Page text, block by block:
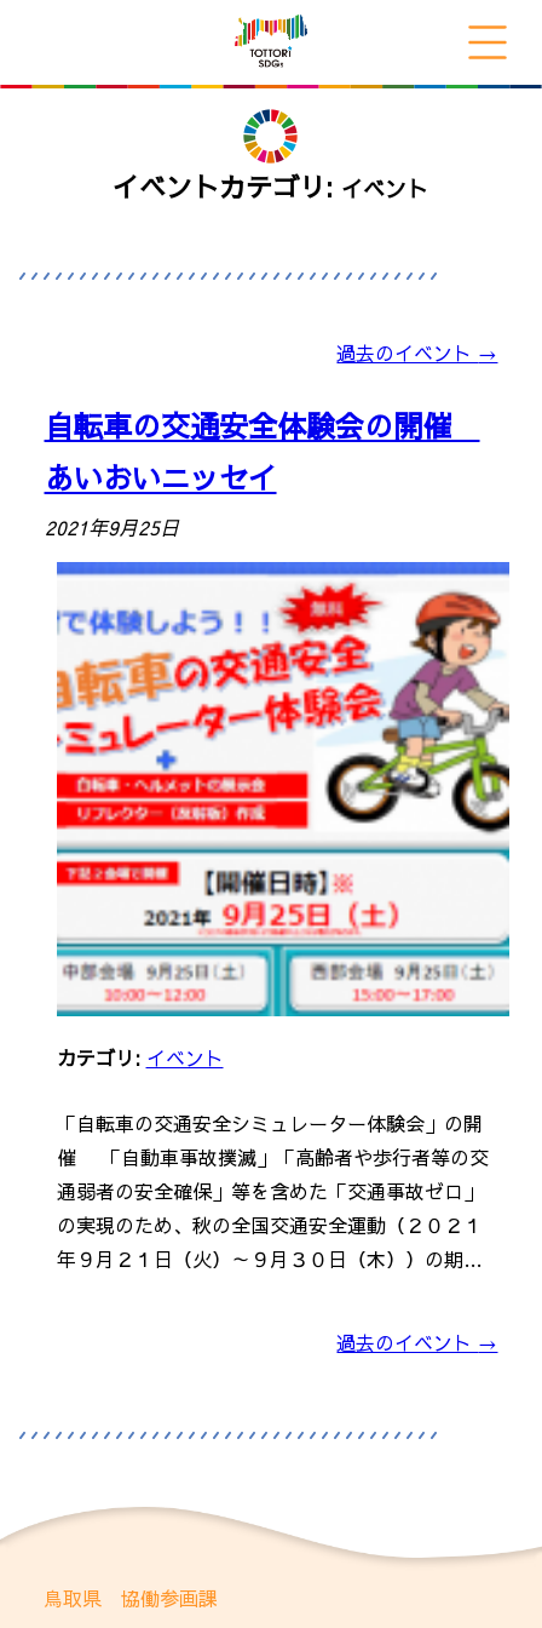
イベントカテゴリ: イベント
過去のイベント →
自転車の交通安全体験会の開催
あいおいニッセイ
2021年9月25日
カテゴリ: イベント
「自転車の交通安全シミュレーター体験会」の開
催 「自動車事故撲滅」「高齢者や歩行者等の交
通弱者の安全確保」等を含めた「交通事故ゼロ」
の実現のため、秋の全国交通安全運動（２０２１
年９月２１日（火）～９月３０日（木））の期…
過去のイベント →
鳥取県 協働参画課